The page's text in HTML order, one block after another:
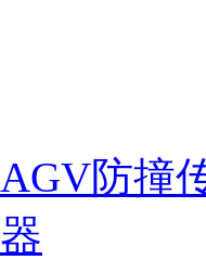
AGV防撞
器